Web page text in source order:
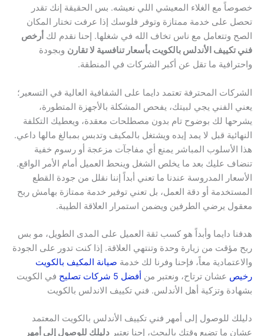
خصوصاً مع الغلاء المعيشي اللي نعيشه. بس الحقيقة إنك تقدر
تحصل على خدمة ممتازة وتوفر فلوسك إذا عرفت تختار المكان
الصح وتتعامل مع ناس تخاف الله في شغلها. إحنا نقدم لك أرخص
فني تكييف الأندلس بالكويت بأسعار تنافسية لا تقارن وبجودة
واحترافية ما تقل عن أكبر الشركات في المنطقة.
الشركات المحترفة تعتمد دايما على الشفافية العالية في التسعير؛
يعني الفني يجي لبيتك، يفحص المشكلة بالأجهزة المتطورة،
يشرحها لك بوضوح تام بدون مصطلحات معقدة، ويعطيك التكلفة
النهائية قبل لا يمد إيده ويشتغل بالمكيف وتدبس بمبالغ مالها داعي.
هذا الأسلوب المباشر يمنع أي مفاجآت مزعجة أو رسوم خفية
تنضاف عليك بعد ما يخلص الشغل وينحط العميل أمام الأمر الواقع.
الأسعار المدروسة عندنا ما تعني أبداً إننا نقلل من جودة القطع
المستخدمة أو دقة العمل، بل تعني توفير خدمة ممتازة بهامش ربح
معقول يرضي الطرفين ويضمن استمرار العلاقة الطيبة.
هدفنا دايما وأبداً هو كسب ثقة العميل على المدى الطويل، مو بس
ربح مؤقت من زيارة وحدة وتنتهي العلاقة. إذا كنت تدور على الجودة
والاعتمادية معاً، فإحنا وفرنا لك خدمة صيانة المكيف بالكويت
رخيص عشان ترتاح، ونعتبر من أفضل 5 شركات تصليح
في الكويت
بشهادة وتزكية أهل الأندلس. فني تكييف الاندلس بالكويت
دليلك للوصول إلى أمهر فني تكييف الأندلس بالكويت المعتمد
عشان ما تضيع وقتك بالبحث، إحنا نعتبر دليلك للوصول إلى أمهر